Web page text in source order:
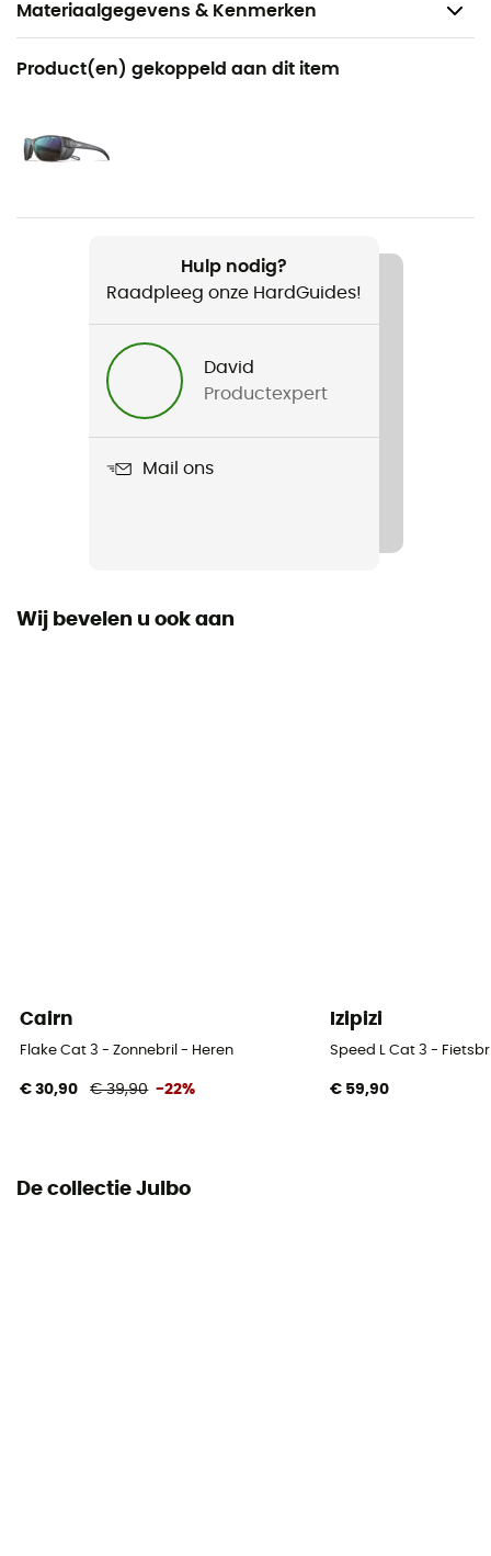
Materiaalgegevens & Kenmerken
Aanbevolen voor
Wandelen / Ijsklimmen / Alpine Skiën / Tourskiën /
Freeride Skiën
Heren / Dames
PPE - Category 1
Product(en) gekoppeld aan dit item
Hulp nodig?
Raadpleeg onze HardGuides!
David
Productexpert
Mail ons
Wij bevelen u ook aan
Cairn
Flake Cat 3 - Zonnebril - Heren
€ 30,90 € 39,90 -22%
Izipizi
Speed L Cat 3 -
€ 59,90
De collectie Julbo